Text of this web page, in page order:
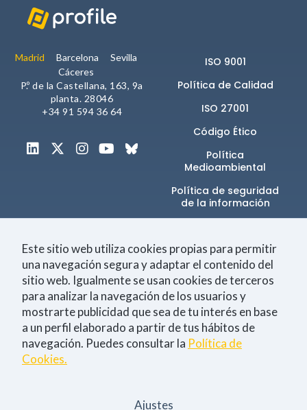
Madrid Barcelona
Sevilla
Cáceres
P.º de la Castellana, 163, 9a
planta. 28046
+34 91 594 36 64
ISO 9001
Política de Calidad
ISO 27001
Código Ético
Política
Medioambiental
Política de seguridad
de la información​
Únete a la comunidad
Tecnología Negocio Eventos
Empleo
Este sitio web utiliza cookies propias para permitir
una navegación segura y adaptar el contenido del
sitio web. Igualmente se usan cookies de terceros
para analizar la navegación de los usuarios y
mostrarte publicidad que sea de tu interés en base
a un perfil elaborado a partir de tus hábitos de
navegación. Puedes consultar la Política de
Cookies.
Ajustes
_hjSession |
_hjSessionUser
Experience
Para que
nuestra web
funcione lo
mejor posible
rechazas estas
cookies,
algunas
funcionalidades
no se
mostrarán en
la web.